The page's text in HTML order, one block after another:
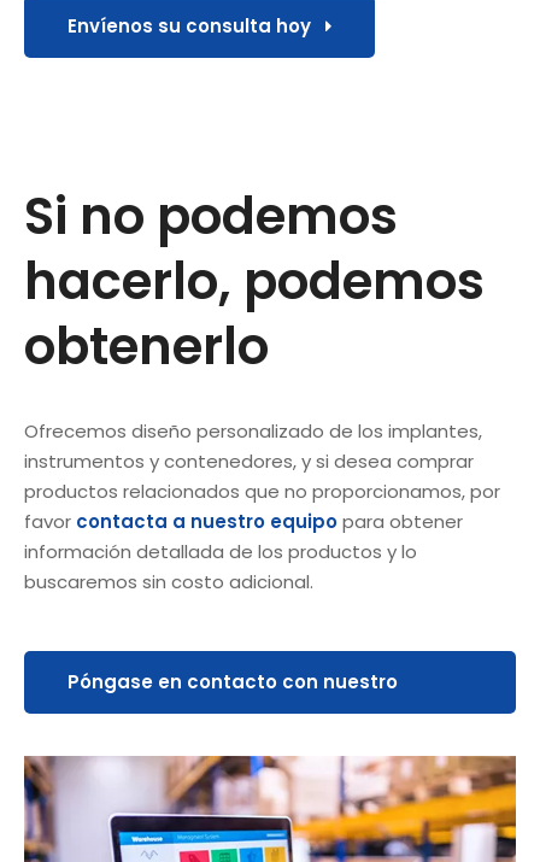
Envíenos su consulta hoy
Si no podemos
hacerlo, podemos
obtenerlo
Ofrecemos diseño personalizado de los implantes,
instrumentos y contenedores, y si desea comprar
productos relacionados que no proporcionamos, por
favor contacta a nuestro equipopara obtener
información detallada de los productos y lo
buscaremos sin costo adicional.
Póngase en contacto con nuestro